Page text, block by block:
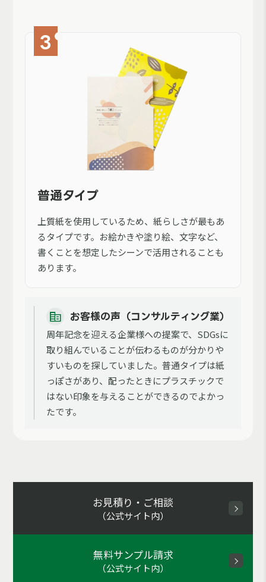
普通タイプ
上質紙を使用しているため、紙らしさが最もあ
るタイプです。お絵かきや塗り絵、文字など、
書くことを想定したシーンで活用されることも
あります。
お客様の声（コンサルティング業）
周年記念を迎える企業様への提案で、SDGsに
取り組んでいることが伝わるものが分かりや
すいものを探していました。普通タイプは紙
っぽさがあり、配ったときにプラスチックで
はない印象を与えることができるのでよかっ
たです。
お見積り・ご相談
（公式サイト内）
無料サンプル請求
（公式サイト内）